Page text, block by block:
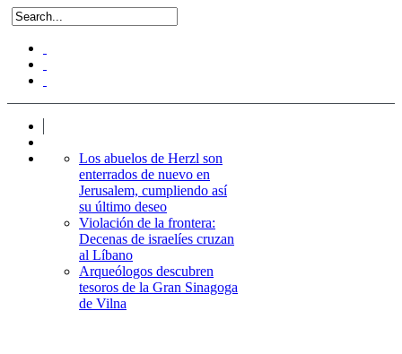
Los abuelos de Herzl son
enterrados de nuevo en
Jerusalem, cumpliendo así
su último deseo
Violación de la frontera:
Decenas de israelíes cruzan
al Líbano
Arqueólogos descubren
tesoros de la Gran Sinagoga
de Vilna